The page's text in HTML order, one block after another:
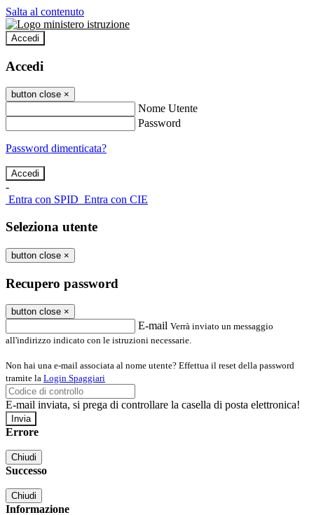
Salta al contenuto
Accedi
Accedi
button close ×
Nome Utente
Password
Password dimenticata?
-
Entra con SPID Entra con CIE
Seleziona utente
button close ×
Recupero password
button close ×
E-mail Verrà inviato un messaggio
all'indirizzo indicato con le istruzioni necessarie.
Non hai una e-mail associata al nome utente? Effettua il reset della password
tramite la Login Spaggiari
E-mail inviata, si prega di controllare la casella di posta elettronica!
Errore
Chiudi
Successo
Chiudi
Informazione